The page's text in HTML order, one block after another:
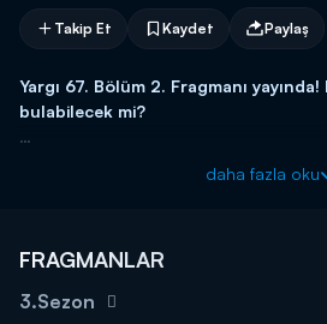
Takip Et Kaydet Paylaş
Yargı 67. Bölüm 2. Fragmanı
bulabilecek mi?
soruyor. Uzun süredir kayıp olan
Kanal D'de!
daha fazla oku
FRAGMANLAR
3.Sezon